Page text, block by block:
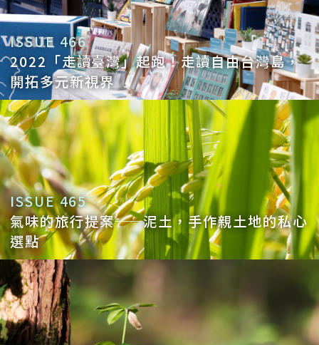
ISSUE 466
2022「走讀臺灣」起跑！走讀自由台灣島，
開拓多元新視界
ISSUE 465
氣味的旅行提案——泥土，手作親土地的私心
選點